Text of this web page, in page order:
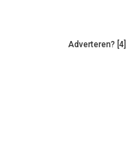
Adverteren? [4]